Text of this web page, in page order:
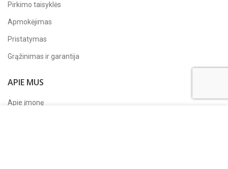
Pirkimo taisyklės
Apmokėjimas
Pristatymas
Grąžinimas ir garantija
APIE MUS
Apie įmonę